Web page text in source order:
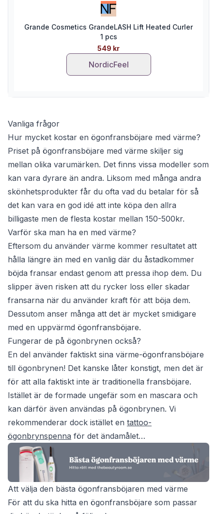
Grande Cosmetics GrandeLASH Lift Heated Curler
1 pcs
549 kr
NordicFeel
Vanliga frågor
Hur mycket kostar en ögonfransböjare med värme?
Priset på ögonfransböjare med värme skiljer sig
mellan olika varumärken. Det finns vissa modeller som
kan vara dyrare än andra. Liksom med många andra
skönhetsprodukter får du ofta vad du betalar för så
det kan vara en god idé att inte köpa den allra
billigaste men de flesta kostar mellan 150-500kr.
Varför ska man ha en med värme?
Eftersom du använder värme kommer resultatet att
hålla längre än med en vanlig där du åstadkommer
böjda fransar endast genom att pressa ihop dem. Du
slipper även risken att du rycker loss eller skadar
fransarna när du använder kraft för att böja dem.
Dessutom anser många att det är mycket smidigare
med en uppvärmd ögonfransböjare.
Fungerar de på ögonbrynen också?
En del använder faktiskt sina värme-ögonfransböjare
till ögonbrynen! Det kanske låter konstigt, men det är
för att alla faktiskt inte är traditionella fransböjare.
Istället är de formade ungefär som en mascara och
kan därför även användas på ögonbrynen. Vi
rekommenderar dock istället en tattoo-
ögonbrynspenna för det ändamålet…
Att välja den bästa ögonfransböjaren med värme
För att du ska hitta en ögonfransböjare som passar